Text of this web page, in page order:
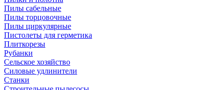
Пилы сабельные
Пилы торцовочные
Пилы циркулярные
Пистолеты для герметика
Плиткорезы
Рубанки
Сельское хозяйство
Силовые удлинители
Станки